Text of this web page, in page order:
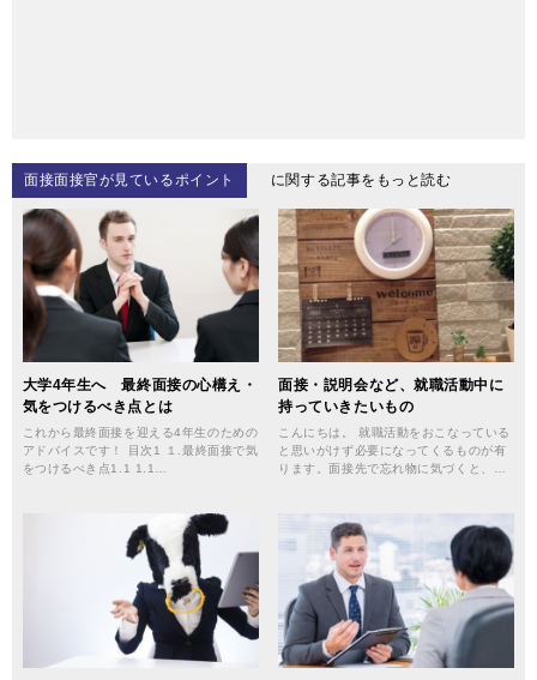
面接面接官が見ているポイント に関する記事をもっと読む
大学4年生へ 最終面接の心構え・
気をつけるべき点とは
これから最終面接を迎える4年生のための
アドバイスです！ 目次1 １.最終面接で気
をつけるべき点1.1 1.1…
面接・説明会など、就職活動中に
持っていきたいもの
こんにちは。 就職活動をおこなっている
と思いがけず必要になってくるものが有
ります。面接先で忘れ物に気づくと、…